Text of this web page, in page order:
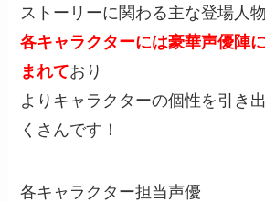
ストーリーに関わる主な登場人
各キャラクターには豪華声優陣
まれており
よりキャラクターの個性を引き
くさんです！
各キャラクター担当声優